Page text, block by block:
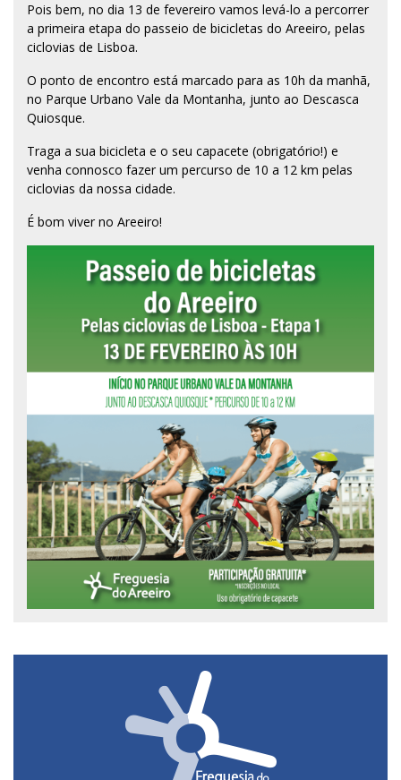
Pois bem, no dia 13 de fevereiro vamos levá-lo a percorrer
a primeira etapa do passeio de bicicletas do Areeiro, pelas
ciclovias de Lisboa.
O ponto de encontro está marcado para as 10h da manhã,
no Parque Urbano Vale da Montanha, junto ao Descasca
Quiosque.
Traga a sua bicicleta e o seu capacete (obrigatório!) e
venha connosco fazer um percurso de 10 a 12 km pelas
ciclovias da nossa cidade.
É bom viver no Areeiro!